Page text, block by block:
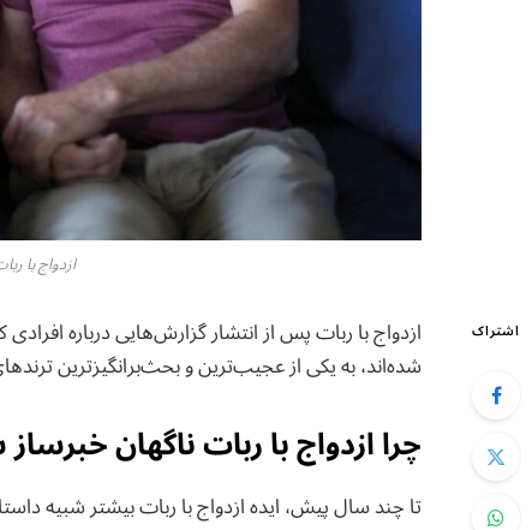
ازدواج با
اشتراک
ازدواج با ربات پس از انتشار گزارش‌هایی درباره
شده‌اند، به یکی از عجیب‌ترین و بحث‌برانگیزترین
چرا ازدواج با ربات ناگهان
تا چند سال پیش، ایده ازدواج با ربات بیشتر شبیه